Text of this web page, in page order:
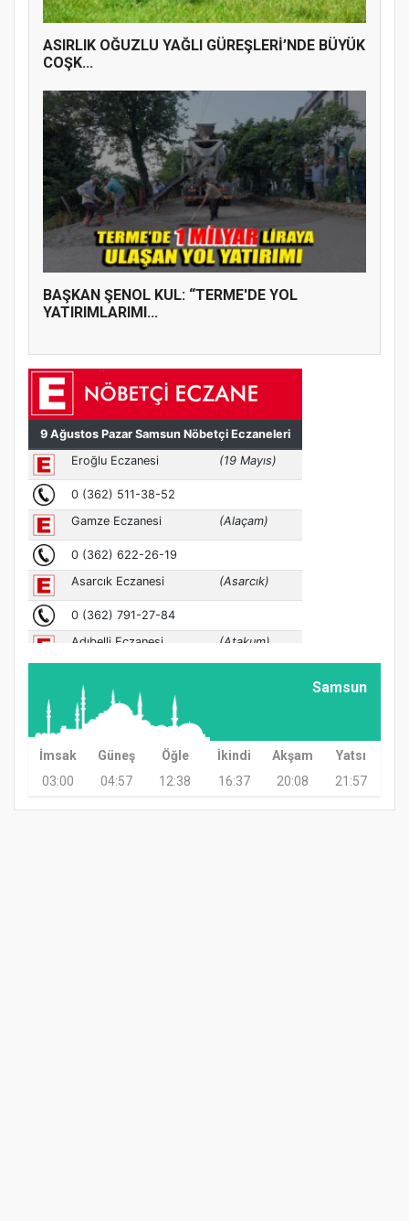
ASIRLIK OĞUZLU YAĞLI GÜREŞLERİ’NDE BÜYÜK
COŞK...
BAŞKAN ŞENOL KUL: “TERME'DE YOL
YATIRIMLARIMI...
Samsun
İmsak Güneş Öğle İkindi Akşam
Yatsı
03:00
04:57 12:38 16:37 20:08 21:57